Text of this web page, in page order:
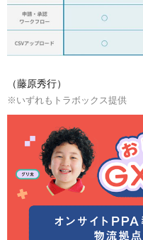
（藤原秀行）
※いずれもトラボックス提供